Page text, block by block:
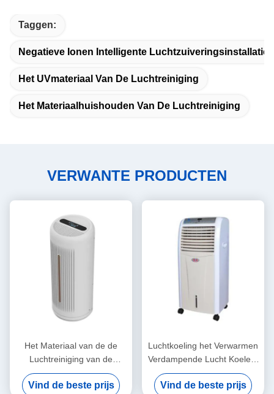
Taggen:
Negatieve Ionen Intelligente Luchtzuiveringsinstallatie
Het UVmateriaal Van De Luchtreiniging
Het Materiaalhuishouden Van De Luchtreiniging
VERWANTE PRODUCTEN
Het Materiaal van de de
Luchtreiniging van de
formaldehydeverwijdering,
Sterilisator van de Geur de
Vind de beste prijs
Luchtkoeling het Verwarmen
Verdampende Lucht Koelere
8.5L Afstandsbediening voor
Grote Zaal
Vind de beste prijs